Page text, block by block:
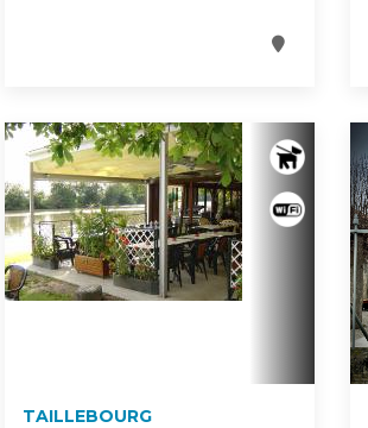
TAILLEBOURG